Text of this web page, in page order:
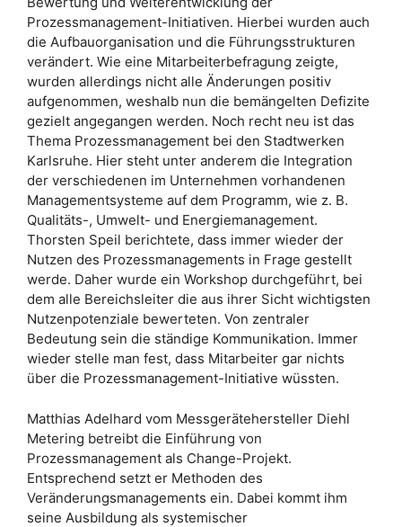
Prozessmanagement-Initiativen. Hierbei wurden auch
die Aufbauorganisation und die Führungsstrukturen
verändert. Wie eine Mitarbeiterbefragung zeigte,
wurden allerdings nicht alle Änderungen positiv
aufgenommen, weshalb nun die bemängelten Defizite
gezielt angegangen werden. Noch recht neu ist das
Thema Prozessmanagement bei den Stadtwerken
Karlsruhe. Hier steht unter anderem die Integration
der verschiedenen im Unternehmen vorhandenen
Managementsysteme auf dem Programm, wie z. B.
Qualitäts-, Umwelt- und Energiemanagement.
Thorsten Speil berichtete, dass immer wieder der
Nutzen des Prozessmanagements in Frage gestellt
werde. Daher wurde ein Workshop durchgeführt, bei
dem alle Bereichsleiter die aus ihrer Sicht wichtigsten
Nutzenpotenziale bewerteten. Von zentraler
Bedeutung sein die ständige Kommunikation. Immer
wieder stelle man fest, dass Mitarbeiter gar nichts
über die Prozessmanagement-Initiative wüssten.
Matthias Adelhard vom Messgerätehersteller Diehl
Metering betreibt die Einführung von
Prozessmanagement als Change-Projekt.
Entsprechend setzt er Methoden des
Veränderungsmanagements ein. Dabei kommt ihm
seine Ausbildung als systemischer